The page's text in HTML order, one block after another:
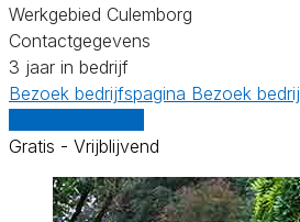
Werkgebied Culemborg
Contactgegevens
3 jaar in bedrijf
Bezoek bedrijfspagina Bezoek
Gratis - Vrijblijvend